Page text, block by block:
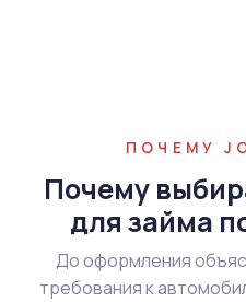
ПОЧЕМУ
Почему
для займа
До оформления
требования к